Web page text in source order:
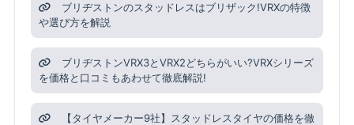
ブリヂストンのスタッドレスはブリザック!VRXの特徴
や選び方を解説
ブリヂストンVRX3とVRX2どちらがいい?VRXシリーズ
を価格と口コミもあわせて徹底解説!
【タイヤメーカー9社】スタッドレスタイヤの価格を徹